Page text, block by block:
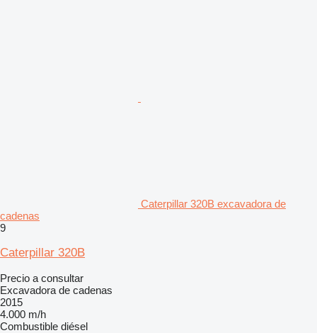
Caterpillar 320B excavadora de
cadenas
9
Caterpillar 320B
Precio a consultar
Excavadora de cadenas
2015
4.000 m/h
Combustible diésel